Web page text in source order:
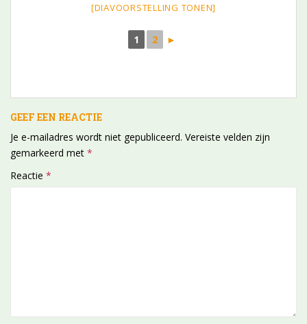
[DIAVOORSTELLING TONEN]
1 2 ►
GEEF EEN REACTIE
Je e-mailadres wordt niet gepubliceerd. Vereiste velden zijn
gemarkeerd met *
Reactie *